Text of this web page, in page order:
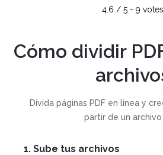
4.6 / 5 - 9 votes
Cómo dividir
Divida páginas PDF en línea y
partir de un archivo
1. Sube tus archivos